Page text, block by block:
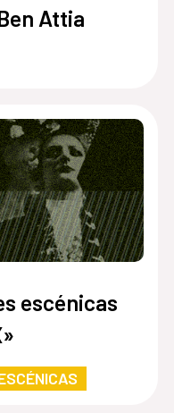
Attia
escénicas